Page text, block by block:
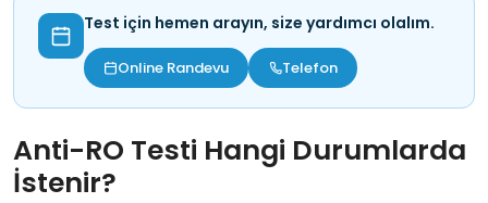
Test için hemen arayın, size yardımcı olalım.
Online Randevu Telefon
Anti-RO Testi Hangi Durumlarda
İstenir?